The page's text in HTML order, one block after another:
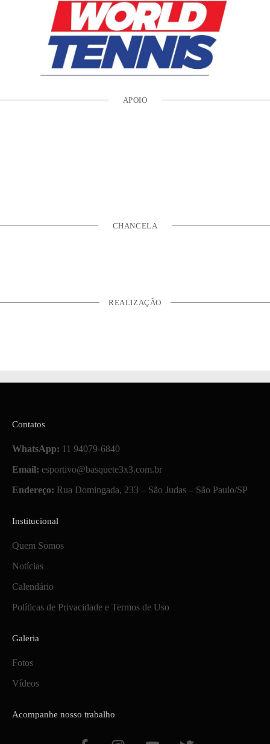
APOIO
CHANCELA
REALIZAÇÃO
Contatos
WhatsApp: 11 94079-6840
Email: esportivo@basquete3x3.com.br
Endereço: Rua Domingada, 233 – São Judas – São Paulo/SP
Institucional
Quem Somos
Notícias
Calendário
Políticas de Privacidade e Termos de Uso
Galeria
Fotos
Vídeos
Acompanhe nosso trabalho
F I Y T